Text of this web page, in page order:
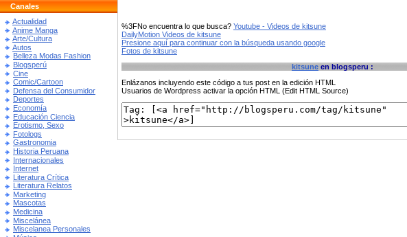
Canales
Actualidad
Anime Manga
Arte/Cultura
Autos
Belleza Modas Fashion
Blogsperú
Cine
Comic/Cartoon
Defensa del Consumidor
Deportes
Economía
Educación Ciencia
Erotismo, Sexo
Fotologs
Gastronomia
Historia Peruana
Internacionales
Internet
Literatura Crítica
Literatura Relatos
Marketing
Mascotas
Medicina
Miscelánea
Miscelanea Personales
%3FNo encuentra lo que busca? Youtube - Videos de kitsune
DailyMotion Videos de kitsune
Presione aquí para continuar con la búsqueda usando google
Fotos de kitsune
kitsune en blogsperu :
Enlázanos incluyendo este código a tus post en la edición HTML
Usuarios de Wordpress activar la opción HTML (Edit HTML Source)